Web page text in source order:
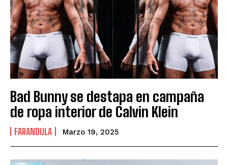
Bad Bunny se destapa en campaña
de ropa interior de Calvin Klein
FARANDULA Marzo 19, 2025